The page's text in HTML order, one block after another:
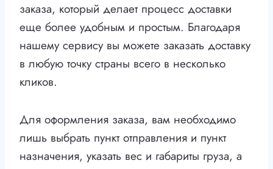
заказа, который делает процесс доставки
еще более удобным и простым. Благодаря
нашему сервису вы можете заказать доставку
в любую точку страны всего в несколько
кликов.
Для оформления заказа, вам необходимо
лишь выбрать пункт отправления и пункт
назначения, указать вес и габариты груза, а